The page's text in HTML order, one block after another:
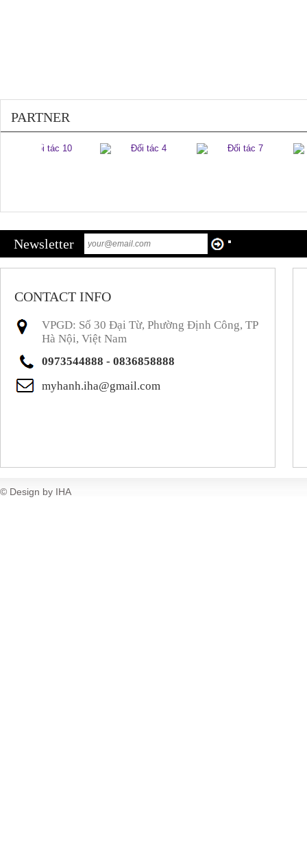
PARTNER
Newsletter
CONTACT INFO
VPGD: Số 30 Đại Từ, Phường Định Công, TP
Hà Nội, Việt Nam
0973544888 - 0836858888
myhanh.iha@gmail.com
© Design by IHA